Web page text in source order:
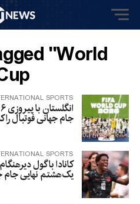
"World
SPORTS
جام جهانی فوتبال
SPORTS
کانادا با گول
یک‌هشتم نهایی جام